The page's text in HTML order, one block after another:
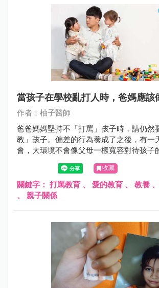
當孩子在學校亂打人時，爸媽應
作者：柚子醫師
爸爸媽媽堅持不「打罵」孩子時，請仍然
教」孩子。偏差的行為養成了之後，有一
會，大環境不會像父母一樣寬容對待孩子
子發現社會上的人不像以前一樣好欺負時
還是有情緒的發洩出口的……他會回家欺負
收藏
關鍵字： 打罵教育 、 愛的教育 、 教養 、
、 親子關係